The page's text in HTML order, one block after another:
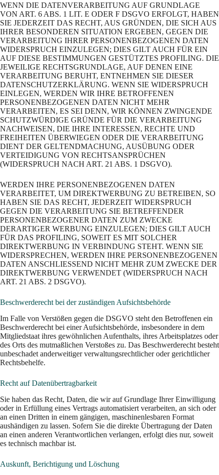
WENN DIE DATENVERARBEITUNG AUF GRUNDLAGE
VON ART. 6 ABS. 1 LIT. E ODER F DSGVO ERFOLGT, HABEN
SIE JEDERZEIT DAS RECHT, AUS GRÜNDEN, DIE SICH AUS
IHRER BESONDEREN SITUATION ERGEBEN, GEGEN DIE
VERARBEITUNG IHRER PERSONENBEZOGENEN DATEN
WIDERSPRUCH EINZULEGEN; DIES GILT AUCH FÜR EIN
AUF DIESE BESTIMMUNGEN GESTÜTZTES PROFILING. DIE
JEWEILIGE RECHTSGRUNDLAGE, AUF DENEN EINE
VERARBEITUNG BERUHT, ENTNEHMEN SIE DIESER
DATENSCHUTZERKLÄRUNG. WENN SIE WIDERSPRUCH
EINLEGEN, WERDEN WIR IHRE BETROFFENEN
PERSONENBEZOGENEN DATEN NICHT MEHR
VERARBEITEN, ES SEI DENN, WIR KÖNNEN ZWINGENDE
SCHUTZWÜRDIGE GRÜNDE FÜR DIE VERARBEITUNG
NACHWEISEN, DIE IHRE INTERESSEN, RECHTE UND
FREIHEITEN ÜBERWIEGEN ODER DIE VERARBEITUNG
DIENT DER GELTENDMACHUNG, AUSÜBUNG ODER
VERTEIDIGUNG VON RECHTSANSPRÜCHEN
(WIDERSPRUCH NACH ART. 21 ABS. 1 DSGVO).
WERDEN IHRE PERSONENBEZOGENEN DATEN
VERARBEITET, UM DIREKTWERBUNG ZU BETREIBEN, SO
HABEN SIE DAS RECHT, JEDERZEIT WIDERSPRUCH
GEGEN DIE VERARBEITUNG SIE BETREFFENDER
PERSONENBEZOGENER DATEN ZUM ZWECKE
DERARTIGER WERBUNG EINZULEGEN; DIES GILT AUCH
FÜR DAS PROFILING, SOWEIT ES MIT SOLCHER
DIREKTWERBUNG IN VERBINDUNG STEHT. WENN SIE
WIDERSPRECHEN, WERDEN IHRE PERSONENBEZOGENEN
DATEN ANSCHLIESSEND NICHT MEHR ZUM ZWECKE DER
DIREKTWERBUNG VERWENDET (WIDERSPRUCH NACH
ART. 21 ABS. 2 DSGVO).
Beschwerde­recht bei der zuständigen Aufsichts­behörde
Im Falle von Verstößen gegen die DSGVO steht den Betroffenen ein
Beschwerderecht bei einer Aufsichtsbehörde, insbesondere in dem
Mitgliedstaat ihres gewöhnlichen Aufenthalts, ihres Arbeitsplatzes oder
des Orts des mutmaßlichen Verstoßes zu. Das Beschwerderecht besteht
unbeschadet anderweitiger verwaltungsrechtlicher oder gerichtlicher
Rechtsbehelfe.
Recht auf Daten­übertrag­barkeit
Sie haben das Recht, Daten, die wir auf Grundlage Ihrer Einwilligung
oder in Erfüllung eines Vertrags automatisiert verarbeiten, an sich oder
an einen Dritten in einem gängigen, maschinenlesbaren Format
aushändigen zu lassen. Sofern Sie die direkte Übertragung der Daten
an einen anderen Verantwortlichen verlangen, erfolgt dies nur, soweit
es technisch machbar ist.
Auskunft, Berichtigung und Löschung